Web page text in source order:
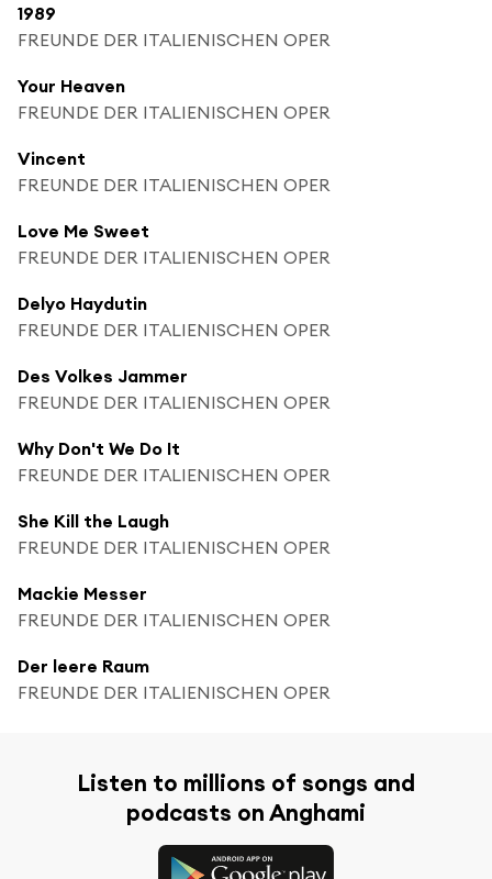
1989
FREUNDE DER ITALIENISCHEN OPER
Your Heaven
FREUNDE DER ITALIENISCHEN OPER
Vincent
FREUNDE DER ITALIENISCHEN OPER
Love Me Sweet
FREUNDE DER ITALIENISCHEN OPER
Delyo Haydutin
FREUNDE DER ITALIENISCHEN OPER
Des Volkes Jammer
FREUNDE DER ITALIENISCHEN OPER
Why Don't We Do It
FREUNDE DER ITALIENISCHEN OPER
She Kill the Laugh
FREUNDE DER ITALIENISCHEN OPER
Mackie Messer
FREUNDE DER ITALIENISCHEN OPER
Der leere Raum
FREUNDE DER ITALIENISCHEN OPER
Listen to millions of songs and
podcasts on Anghami